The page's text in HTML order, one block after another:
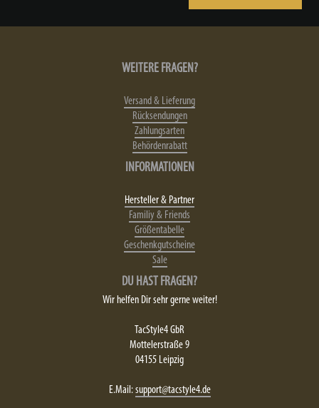
WEITERE FRAGEN?
Versand & Lieferung
Rücksendungen
Zahlungsarten
Behördenrabatt
INFORMATIONEN
Hersteller & Partner
Familiy & Friends
Größentabelle
Geschenkgutscheine
Sale
DU HAST FRAGEN?
Wir helfen Dir sehr gerne weiter!
TacStyle4 GbR
Mottelerstraße 9
04155 Leipzig
E.Mail:support@tacstyle4.de